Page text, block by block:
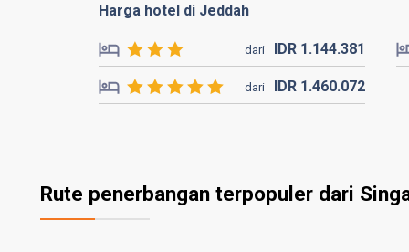
Harga hotel di Jeddah
dari IDR 1.144.381
dari IDR 1.460.072
Rute penerbangan terpopuler dari